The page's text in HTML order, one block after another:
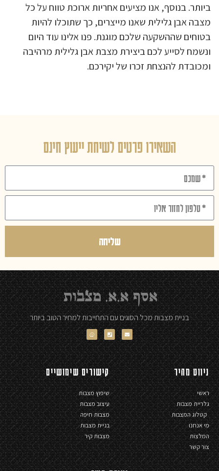
ביותר. בנוסף, אנו מציעים אחריות ארוכת טווח על כל
מצבה אבן גלילית שאנו מייצרים, כך שתוכלו להיות
בטוחים שההשקעה שלכם מוגנת. פנו אלינו עוד היום
ונשמח לסייע לכם ביצירת מצבת אבן גלילית מרהיבה
ומכובדת להנצחת זכרו של יקירכם.
השאירו פרטים לשיחת ייעוץ חינם
שליחה
בניית מצבות מכל הסוגים עם התחייבות למחיר הטוב ביותר
ניווט מהיר
ראשי
גלריית מצבות
קטלוג המצבות
מי אנחנו
המלצות
צור קשר
קישורים שימושיים
שיפוץ מצבות
עיצוב מצבות
מצבות חיפה
בניית מצבות
מצבות קיר